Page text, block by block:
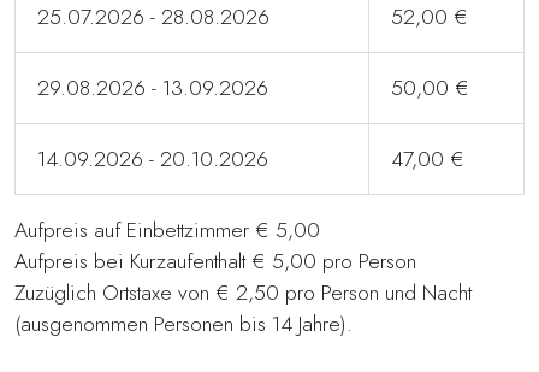
25.07.2026 - 28.08.2026 52,00 €
29.08.2026 - 13.09.2026 50,00 €
14.09.2026 - 20.10.2026 47,00 €
Aufpreis auf Einbettzimmer € 5,00
Aufpreis bei Kurzaufenthalt € 5,00 pro Person
Zuzüglich Ortstaxe von € 2,50 pro Person und Nacht
(ausgenommen Personen bis 14 Jahre).